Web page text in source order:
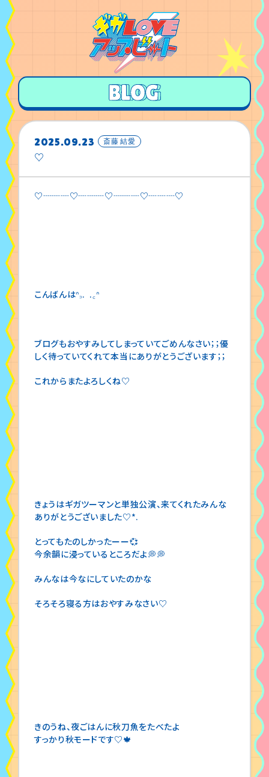
2025.09.23 斎藤 結愛
♡
♡┈┈┈♡┈┈┈♡┈┈┈♡┈┈┈♡
こんばんはᐢ꜆. .꜀ᐢ
ブログもおやすみしてしまっていてごめんなさい；；優
しく待っていてくれて本当にありがとうございます；；
これからまたよろしくね♡
きょうはギガツーマンと単独公演、来てくれたみんな
ありがとうございました♡*.
とってもたのしかったーー💞
今余韻に浸っているところだよ💭💭
みんなは今なにしていたのかな
そろそろ寝る方はおやすみなさい♡
きのうね、夜ごはんに秋刀魚をたべたよ
すっかり秋モードです♡🍁